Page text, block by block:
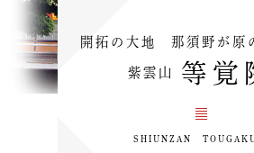
開拓の大地 那須野が原
紫雲山 等覚
SHIUNZAN